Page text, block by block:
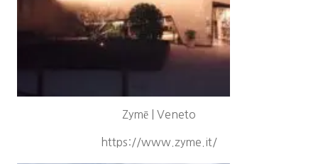
Zymē | Veneto
https://www.zyme.it/